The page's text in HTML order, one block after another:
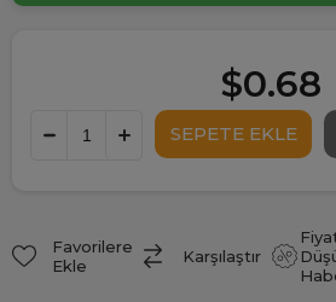
$0.68
Favorilere
Ekle
Karşılaştır